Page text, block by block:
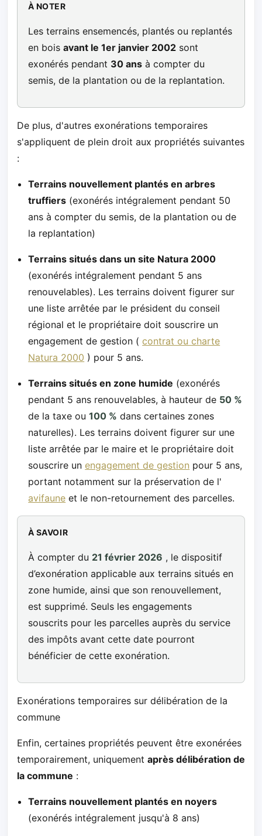
À NOTER
Les terrains ensemencés, plantés ou replantés
en bois avant le 1er janvier 2002sont
exonérés pendant 30 ansà compter du
semis, de la plantation ou de la replantation.
De plus, d'autres exonérations temporaires
s'appliquent de plein droit aux propriétés suivantes
:
Terrains nouvellement plantés en arbres
truffiers (exonérés intégralement pendant 50
ans à compter du semis, de la plantation ou de
la replantation)
Terrains situés dans un site Natura 2000
(exonérés intégralement pendant 5 ans
renouvelables). Les terrains doivent figurer sur
une liste arrêtée par le président du conseil
régional et le propriétaire doit souscrire un
engagement de gestion (contrat ou charte
Natura 2000 ) pour 5 ans.
Terrains situés en zone humide (exonérés
pendant 5 ans renouvelables, à hauteur de 50 %
de la taxe ou100 % dans certaines zones
naturelles). Les terrains doivent figurer sur une
liste arrêtée par le maire et le propriétaire doit
souscrire unengagement de gestion pour 5 ans,
portant notamment sur la préservation de l'
avifaune et le non-retournement des parcelles.
À SAVOIR
À compter du 21 février 2026 , le dispositif
d’exonération applicable aux terrains situés en
zone humide, ainsi que son renouvellement,
est supprimé. Seuls les engagements
souscrits pour les parcelles auprès du service
des impôts avant cette date pourront
bénéficier de cette exonération.
Exonérations temporaires sur délibération de la
commune
Enfin, certaines propriétés peuvent être exonérées
temporairement, uniquement après délibération de
la commune :
Terrains nouvellement plantés en noyers
(exonérés intégralement jusqu'à 8 ans)